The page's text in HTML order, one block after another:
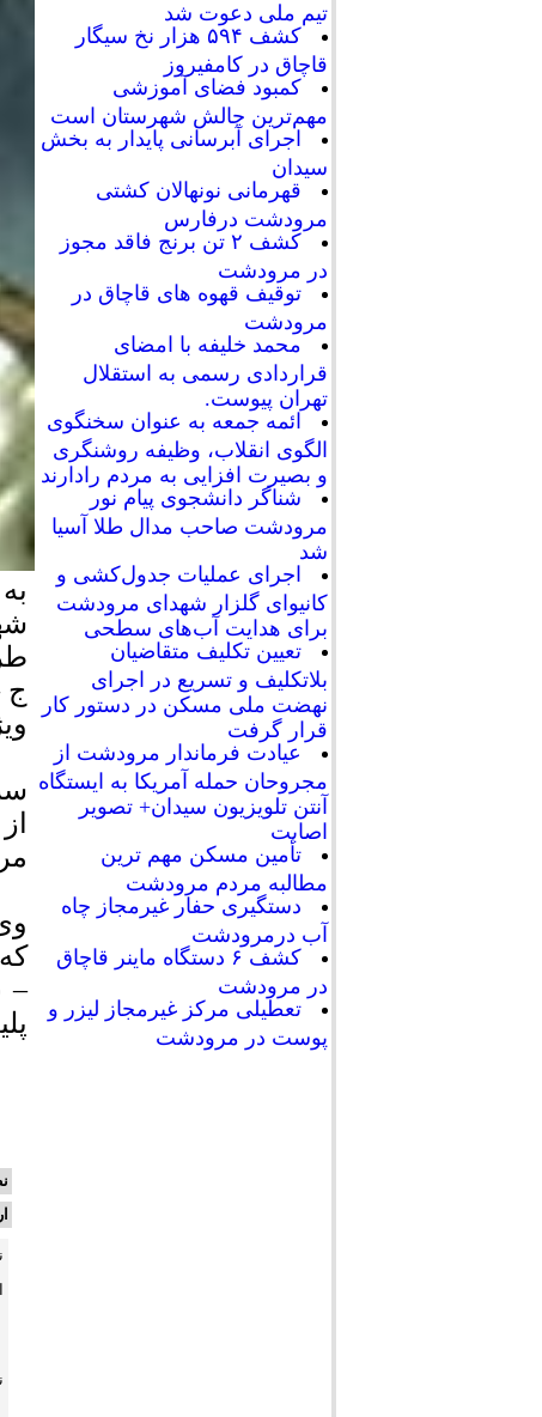
تیم ملی دعوت شد
کشف ۵۹۴ هزار نخ سیگار
قاچاق در کامفیروز
کمبود فضای آموزشی
مهم‌ترین چالش شهرستان است
اجرای آبرسانی پایدار به بخش
سیدان
قهرمانی نونهالان کشتی
مرودشت درفارس
کشف ۲ تن برنج فاقد مجوز
در مرودشت
توقیف قهوه های قاچاق در
مرودشت
محمد خلیفه با امضای
قراردادی رسمی به استقلال
تهران پیوست.
ائمه جمعه به عنوان سخنگوی
الگوی انقلاب، وظیفه روشنگری
و بصیرت افزایی به مردم رادارند
شناگر دانشجوی پیام نور
مرودشت صاحب مدال طلا آسیا
شد
اجرای عملیات جدول‌کشی و
کانیوای گلزار شهدای مرودشت
برای هدایت آب‌های سطحی
تعیین تکلیف متقاضیان
بلاتکلیف و تسریع در اجرای
نهضت ملی مسکن در دستور کار
قرار گرفت
عیادت فرماندار مرودشت از
مجروحان حمله آمریکا به ایستگاه
آنتن تلویزیون سیدان+ تصویر
اصابت
تأمین مسکن مهم ترین
مطالبه مردم مرودشت
دستگیری حفار غیرمجاز چاه
آب درمرودشت
کشف ۶ دستگاه ماینر قاچاق
در مرودشت
تعطیلی مرکز غیرمجاز لیزر و
پوست در مرودشت
ج
–